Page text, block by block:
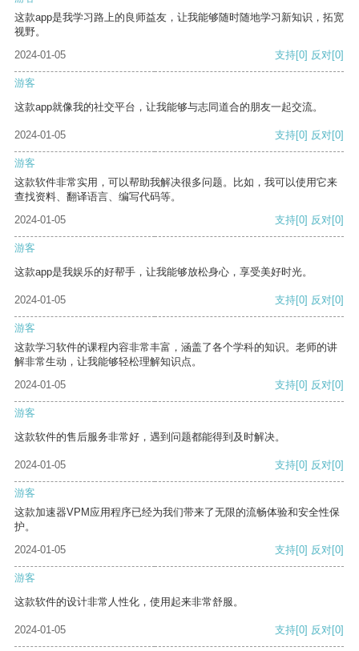
这款app是我学习路上的良师益友，让我能够随时随地学习新知识，拓宽
视野。
2024-01-05
支持[0] 反对[0]
游客
这款app就像我的社交平台，让我能够与志同道合的朋友一起交流。
2024-01-05 支持[0] 反对[0]
游客
这款软件非常实用，可以帮助我解决很多问题。比如，我可以使用它来
查找资料、翻译语言、编写代码等。
2024-01-05
支持[0] 反对[0]
游客
这款app是我娱乐的好帮手，让我能够放松身心，享受美好时光。
2024-01-05 支持[0] 反对[0]
游客
这款学习软件的课程内容非常丰富，涵盖了各个学科的知识。老师的讲
解非常生动，让我能够轻松理解知识点。
2024-01-05
支持[0] 反对[0]
游客
这款软件的售后服务非常好，遇到问题都能得到及时解决。
2024-01-05 支持[0] 反对[0]
游客
这款加速器VPM应用程序已经为我们带来了无限的流畅体验和安全性保
护。
2024-01-05
支持[0] 反对[0]
游客
这款软件的设计非常人性化，使用起来非常舒服。
2024-01-05 支持[0] 反对[0]